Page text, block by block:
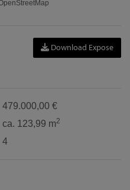
Download Expose
479.000,00 €
ca. 123,99 m2
4